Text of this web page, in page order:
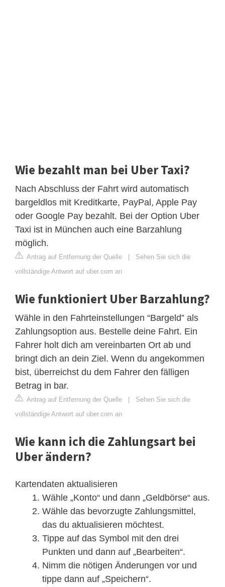
Wie bezahlt man bei Uber Taxi?
Nach Abschluss der Fahrt wird automatisch
bargeldlos mit Kreditkarte, PayPal, Apple Pay
oder Google Pay bezahlt. Bei der Option Uber
Taxi ist in München auch eine Barzahlung
möglich.
Antrag auf Entfernung der Quelle | Sehen Sie sich die
vollständige Antwort auf uber.com an
Wie funktioniert Uber Barzahlung?
Wähle in den Fahrteinstellungen “Bargeld” als
Zahlungsoption aus. Bestelle deine Fahrt. Ein
Fahrer holt dich am vereinbarten Ort ab und
bringt dich an dein Ziel. Wenn du angekommen
bist, überreichst du dem Fahrer den fälligen
Betrag in bar.
Antrag auf Entfernung der Quelle | Sehen Sie sich die
vollständige Antwort auf uber.com an
Wie kann ich die Zahlungsart bei
Uber ändern?
Kartendaten aktualisieren
Wähle „Konto“ und dann „Geldbörse“ aus.
Wähle das bevorzugte Zahlungsmittel,
das du aktualisieren möchtest.
Tippe auf das Symbol mit den drei
Punkten und dann auf „Bearbeiten“.
Nimm die nötigen Änderungen vor und
tippe dann auf „Speichern“.